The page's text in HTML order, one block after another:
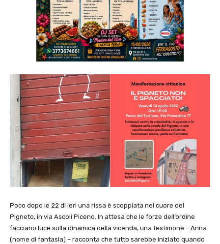
Poco dopo le 22 di ieri una rissa è scoppiata nel cuore del
Pigneto, in via Ascoli Piceno. In attesa che le forze dell’ordine
facciano luce sulla dinamica della vicenda, una testimone – Anna
(nome di fantasia) – racconta che tutto sarebbe iniziato quando